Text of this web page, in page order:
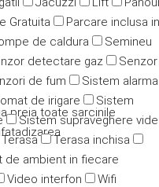
Gratuita
Parcare inclusa in
de caldura
Semineu
detectare gaz
Senzor
de fum
Sistem alarma
de irigare
Sistem
Sistem supraveghere
Terasa
Terasa inchisa
de ambient in fiecare
Video interfon Wifi
preia toate sarcinile